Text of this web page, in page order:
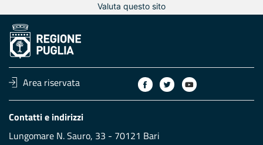
Valuta questo sito
Area riservata
Contatti e indirizzi
Lungomare N. Sauro, 33 - 70121 Bari